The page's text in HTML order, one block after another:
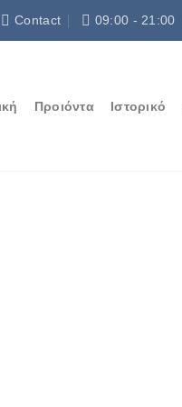
Contact 09:00 - 21:00
Προιόντα Ιστορικό